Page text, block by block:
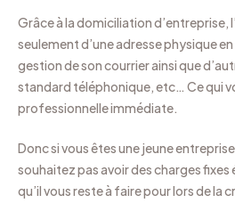
Grâce à la domiciliation d’entreprise,
seulement d’une adresse physique en
gestion de son courrier ainsi que
standard téléphonique, etc… Ce qui
professionnelle immédiate.
Donc si vous êtes une jeune
souhaitez pas avoir des charges fixes
qu’il vous reste à faire pour lors de la